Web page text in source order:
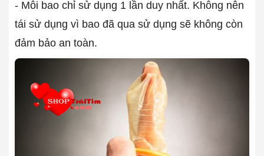
- Mỗi bao chỉ sử dụng 1 lần duy nhất. Không nên
tái sử dụng vì bao đã qua sử dụng sẽ không còn
đảm bảo an toàn.